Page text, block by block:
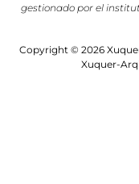
gestionado por el
Copyright © 2026
Xuquer-